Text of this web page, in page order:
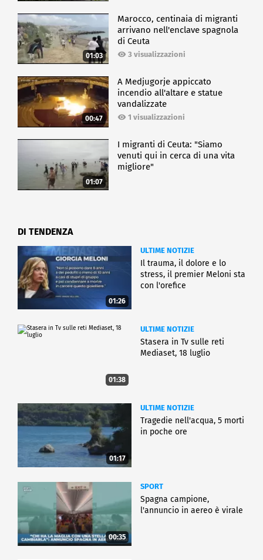
01:03
Marocco, centinaia di migranti
arrivano nell'enclave spagnola
di Ceuta
3 visualizzazioni
00:47
A Medjugorje appiccato
incendio all'altare e statue
vandalizzate
1 visualizzazioni
01:07
I migranti di Ceuta: "Siamo
venuti qui in cerca di una vita
migliore"
DI TENDENZA
01:26
ULTIME NOTIZIE
Il trauma, il dolore e lo
stress, il premier Meloni sta
con l'orefice
01:38
ULTIME NOTIZIE
Stasera in Tv sulle reti
Mediaset, 18 luglio
01:17
ULTIME NOTIZIE
Tragedie nell'acqua, 5 morti
in poche ore
00:35
SPORT
Spagna campione,
l'annuncio in aereo è virale